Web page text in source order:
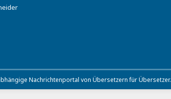
Nachrichtenportal von Übersetzern für Übersetzer.